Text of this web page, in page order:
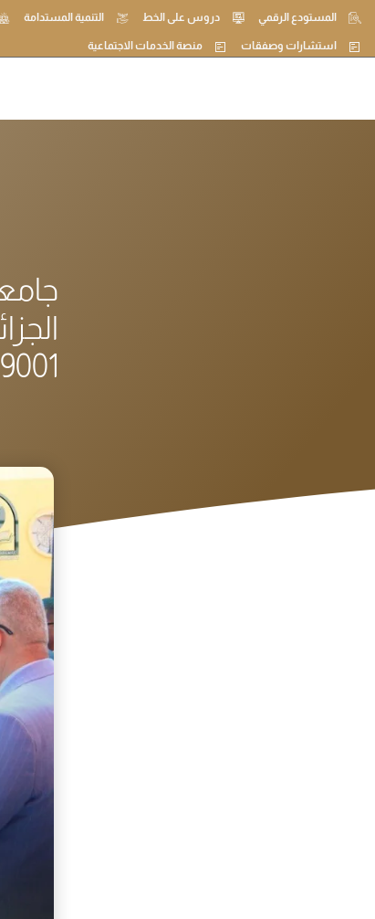
المستودع الرقمي دروس على الخط التنمية المستدامة
استشارات وصفقات منصة الخدمات الاجتماعية
9001) بجامعة الوادي